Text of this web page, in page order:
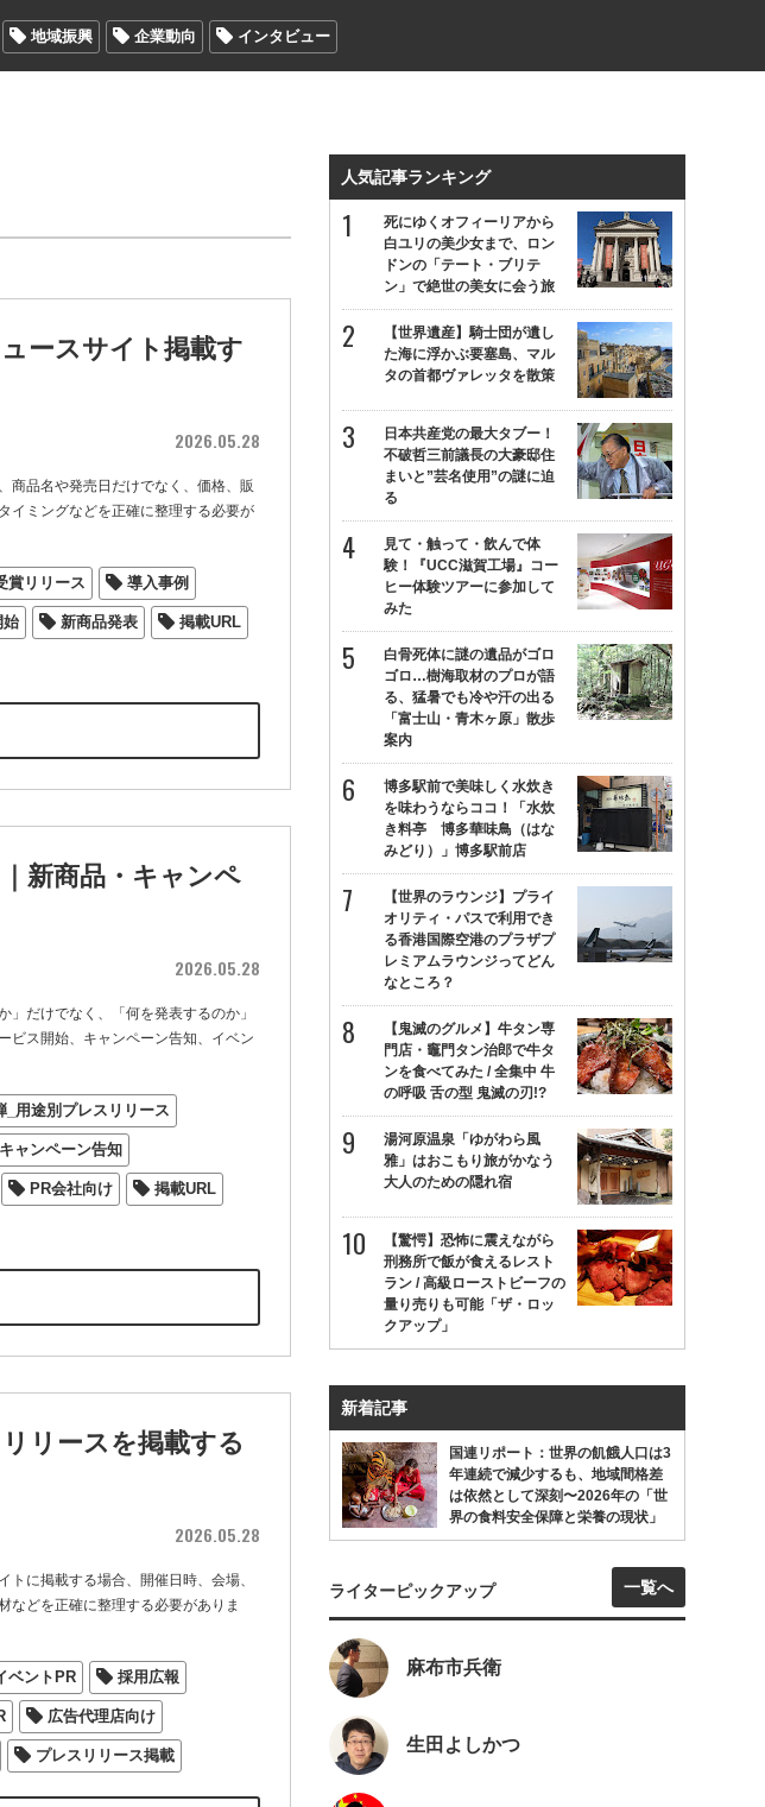
地域振興 企業動向 インタビュー
ースサイト掲載す
2026.05.28
商品名や発売日だけでなく、価格、販
イミングなどを正確に整理する必要が
賞リリース 導入事例
始 新商品発表 掲載URL
新商品・キャンペ
2026.05.28
だけでなく、「何を発表するのか」
ビス開始、キャンペーン告知、イベン
_用途別プレスリリース
キャンペーン告知
PR会社向け 掲載URL
リースを掲載する
2026.05.28
に掲載する場合、開催日時、会場、
などを正確に整理する必要がありま
ベントPR 採用広報
広告代理店向け
プレスリリース掲載
人気記事ランキング
死にゆくオフィーリアから
白ユリの美少女まで、ロン
ドンの「テート・ブリテ
ン」で絶世の美女に会う旅
【世界遺産】騎士団が遺し
た海に浮かぶ要塞島、マル
タの首都ヴァレッタを散策
日本共産党の最大タブー！
不破哲三前議長の大豪邸住
まいと”芸名使用”の謎に迫
る
見て・触って・飲んで体
験！『UCC滋賀工場』コー
ヒー体験ツアーに参加して
みた
白骨死体に謎の遺品がゴロ
ゴロ…樹海取材のプロが語
る、猛暑でも冷や汗の出る
「富士山・青木ヶ原」散歩
案内
博多駅前で美味しく水炊き
を味わうならココ！「水炊
き料亭 博多華味鳥（はな
みどり）」博多駅前店
【世界のラウンジ】プライ
オリティ・パスで利用でき
る香港国際空港のプラザプ
レミアムラウンジってどん
なところ？
【鬼滅のグルメ】牛タン専
門店・竈門タン治郎で牛タ
ンを食べてみた / 全集中 牛
の呼吸 舌の型 鬼滅の刃!?
湯河原温泉「ゆがわら風
雅」はおこもり旅がかなう
大人のための隠れ宿
【驚愕】恐怖に震えながら
刑務所で飯が食えるレスト
ラン / 高級ローストビーフの
量り売りも可能「ザ・ロッ
クアップ」
新着記事
国連リポート：世界の飢餓人口は3
年連続で減少するも、地域間格差
は依然として深刻〜2026年の「世
界の食料安全保障と栄養の現状」
ライターピックアップ 一覧へ
麻布市兵衛
生田よしかつ